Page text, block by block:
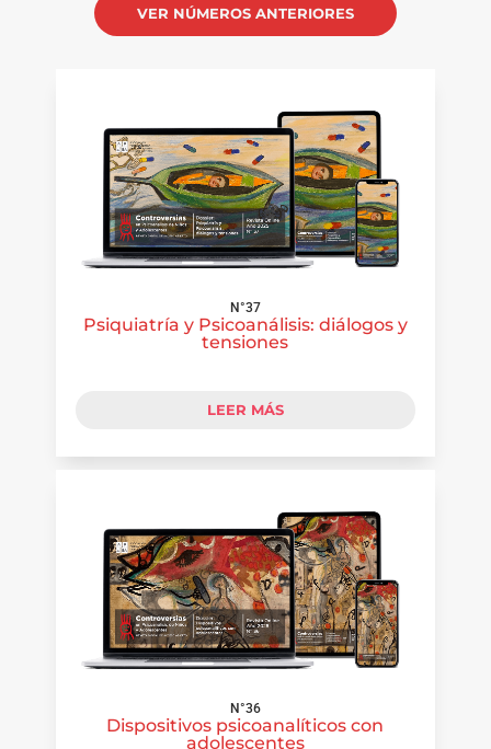
VER NÚMEROS ANTERIORES
N°37
Psiquiatría y Psicoanálisis: diálogos y
tensiones
LEER MÁS
N°36
Dispositivos psicoanalíticos con
adolescentes